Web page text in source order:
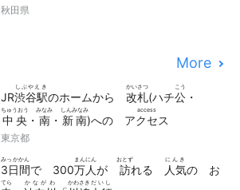
動画
どうが
10
秋田県
More
JR渋谷駅
しぶやえき
のホームから 改札
かいさつ
(ハチ公
こう
・
中央
ちゅうおう
・ 南
みなみ
・ 新南
しんみなみ
)への アクセス
access
東京都
3日間
みっかかん
で 300万人
まんにん
が 訪
おとず
れる 人気
にんき
の お
てら かながわ かわさき だいし